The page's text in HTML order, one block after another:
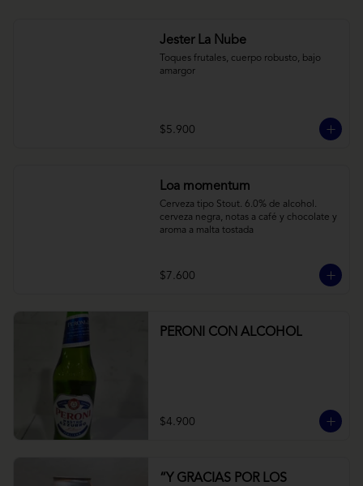
Jester La Nube
Toques frutales, cuerpo robusto, bajo
amargor
$5.900
Loa momentum
Cerveza tipo Stout. 6.0% de alcohol.
cerveza negra, notas a café y chocolate y
aroma a malta tostada
$7.600
PERONI CON ALCOHOL
$4.900
“Y GRACIAS POR LOS